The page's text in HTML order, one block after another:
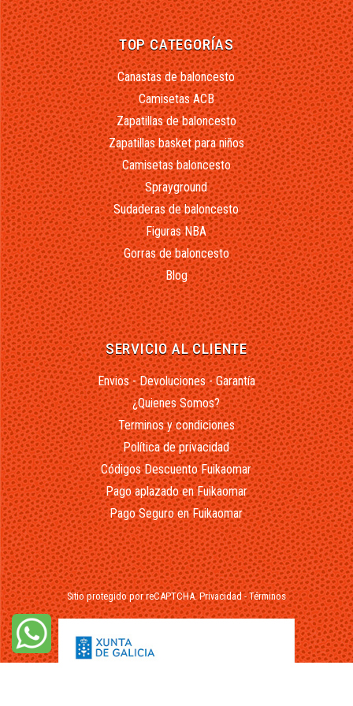
TOP CATEGORÍAS
Canastas de baloncesto
Camisetas ACB
Zapatillas de baloncesto
Zapatillas basket para niños
Camisetas baloncesto
Sprayground
Sudaderas de baloncesto
Figuras NBA
Gorras de baloncesto
Blog
SERVICIO AL CLIENTE
Envios - Devoluciones - Garantía
¿Quienes Somos?
Terminos y condiciones
Política de privacidad
Códigos Descuento Fuikaomar
Pago aplazado en Fuikaomar
Pago Seguro en Fuikaomar
Sitio protegido por reCAPTCHA.Privacidad-Términos